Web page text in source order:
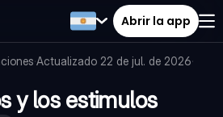
Abrir la app
·Actualizado 22 de jul. de 2026·
y los estimulos